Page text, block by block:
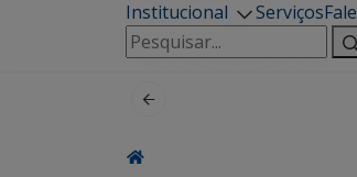
Institucional Serviços
Pesquisar
por: